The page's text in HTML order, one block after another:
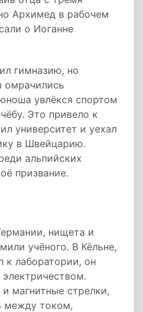
Архимед в рабочем
о Иоганне
гимназию, но
омрачились
увлёкся спортом
Это привело к
университет и уехал
в Швейцарию.
альпийских
призвание.
нищета и
учёного. В Кёльне,
к лаборатории, он
магнитные стрелки,
между током,